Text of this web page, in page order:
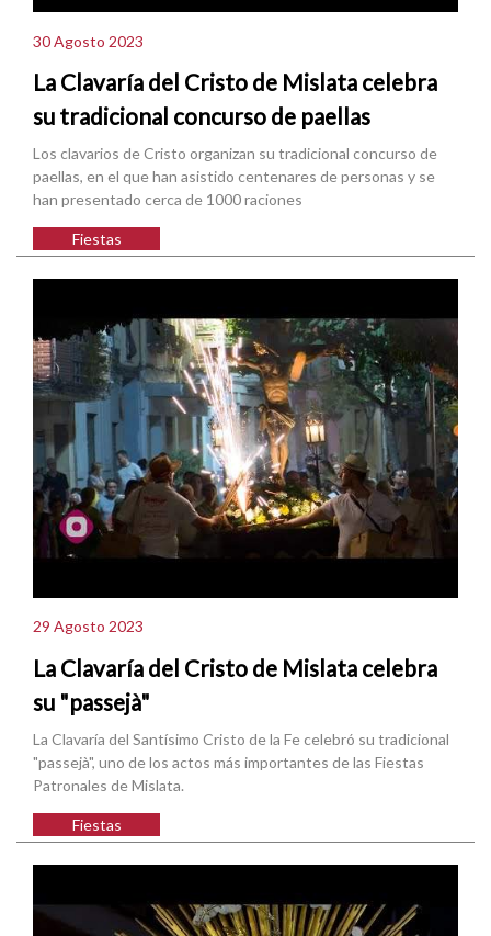
30 Agosto 2023
La Clavaría del Cristo de Mislata celebra
su tradicional concurso de paellas
Los clavarios de Cristo organizan su tradicional concurso de
paellas, en el que han asistido centenares de personas y se
han presentado cerca de 1000 raciones
Fiestas
29 Agosto 2023
La Clavaría del Cristo de Mislata celebra
su "passejà"
La Clavaría del Santísimo Cristo de la Fe celebró su tradicional
"passejà", uno de los actos más importantes de las Fiestas
Patronales de Mislata.
Fiestas